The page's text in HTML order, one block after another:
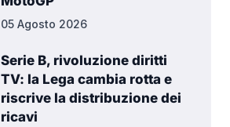
05 Agosto 2026
Serie B, rivoluzione diritti
TV: la Lega cambia rotta e
riscrive la distribuzione dei
ricavi